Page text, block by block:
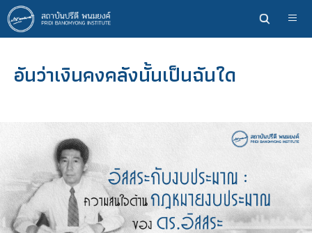
ข้าม
ไป
ยัง
หลักอันว่าเงินคงคลังนั้นเป็นฉันใด